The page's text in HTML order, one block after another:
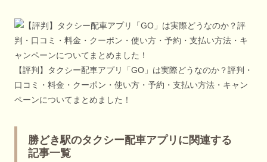
【評判】タクシー配車アプリ「GO」は実際どうなのか？評判・
口コミ・料金・クーポン・使い方・予約・支払い方法・キャン
ペーンについてまとめました！
勝どき駅のタクシー配車アプリに関連する
記事一覧